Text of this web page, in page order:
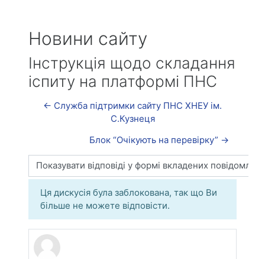
Новини сайту
Інструкція щодо складання
іспиту на платформі ПНС
← Служба підтримки сайту ПНС ХНЕУ ім.
С.Кузнеця
Блок “Очікують на перевірку” →
Тип показу
Ця дискусія була заблокована, так що Ви
більше не можете відповісти.